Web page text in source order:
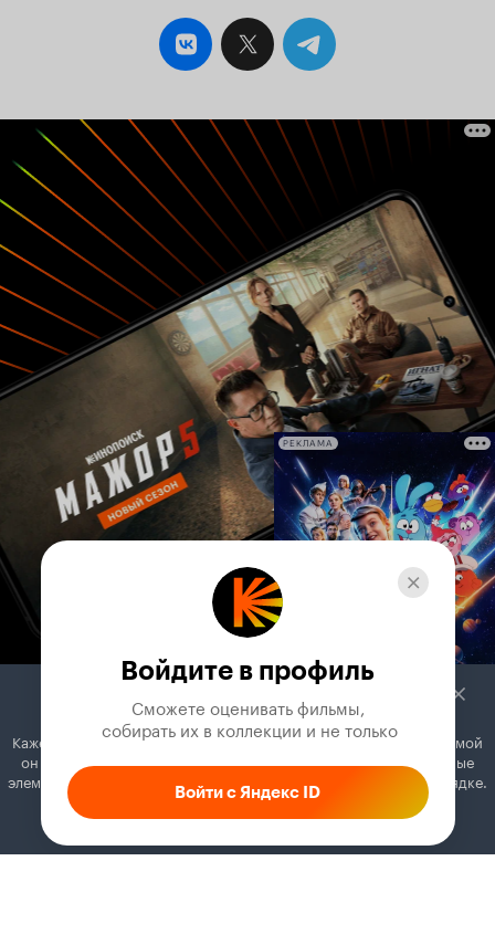
РЕКЛАМА
Войдите в профиль
Сможете оценивать фильмы,
собирать их в коллекции и не только
Войти с Яндекс ID
Кажется, вы используете блокировщик рекламы. Вместе с рекламой
он может отключать постеры, папки с фильмами и другие важные
элементы. Добавьте Кинопоиск в исключения, и всё будет в порядке.
Как это сделать